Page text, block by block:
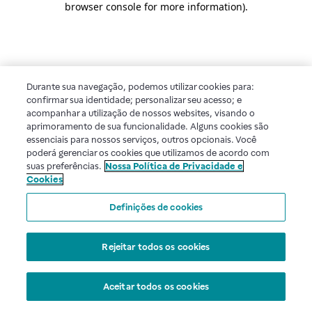
browser console for more information).
Durante sua navegação, podemos utilizar cookies para:
confirmar sua identidade; personalizar seu acesso; e
acompanhar a utilização de nossos websites, visando o
aprimoramento de sua funcionalidade. Alguns cookies são
essenciais para nossos serviços, outros opcionais. Você
poderá gerenciar os cookies que utilizamos de acordo com
suas preferências. Nossa Política de Privacidade e
Cookies
Definições de cookies
Rejeitar todos os cookies
Aceitar todos os cookies